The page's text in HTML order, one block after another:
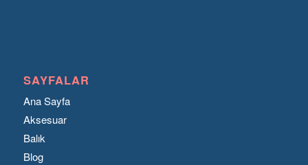
SAYFALAR
Ana Sayfa
Aksesuar
Balık
Blog